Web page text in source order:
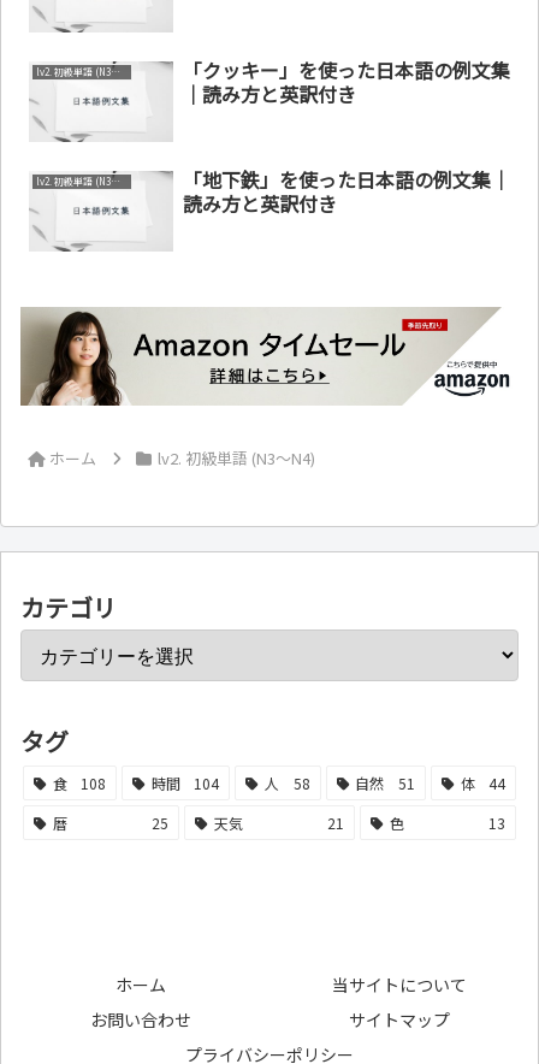
lv2. 初級単語 (N3～N4)
「クッキー」を使った日本語の例文集
｜読み方と英訳付き
lv2. 初級単語 (N3～N4)
「地下鉄」を使った日本語の例文集｜
読み方と英訳付き
ホーム lv2. 初級単語 (N3～N4)
カテゴリ
タグ
食 108 時間 104 人 58 自然 51 体
44
暦
25 天気 21 色 13
ホーム
当サイトについて
お問い合わせ
サイトマップ
プライバシーポリシー